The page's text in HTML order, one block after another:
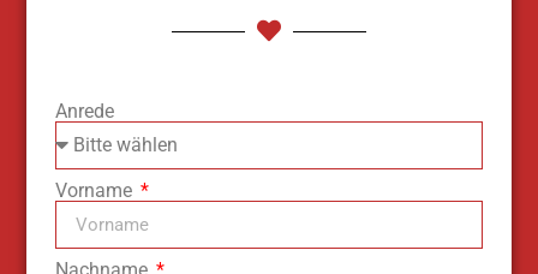
Anrede
Vorname